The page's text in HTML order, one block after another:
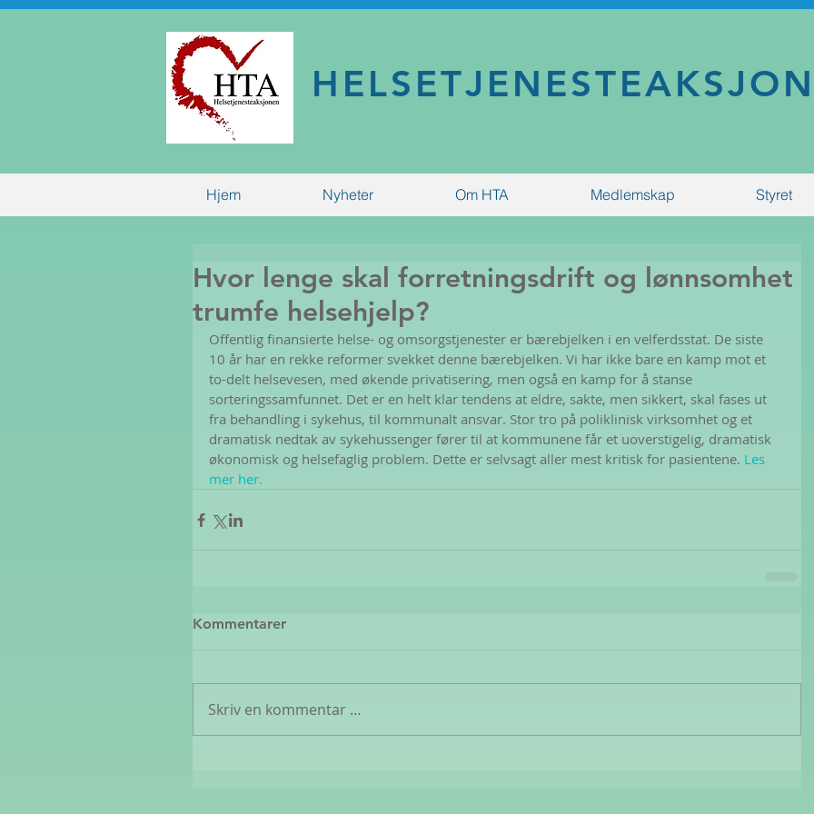
Hjem Nyheter Om HTA Medlemskap Styret
Hvor lenge skal forretningsdrift og lønnsomhet
trumfe helsehjelp?
Offentlig finansierte helse- og omsorgstjenester er bærebjelken i en velferdsstat. De siste
10 år har en rekke reformer svekket denne bærebjelken. Vi har ikke bare en kamp mot et
to-delt helsevesen, med økende privatisering, men også en kamp for å stanse
sorteringssamfunnet. Det er en helt klar tendens at eldre, sakte, men sikkert, skal fases ut
fra behandling i sykehus, til kommunalt ansvar. Stor tro på poliklinisk virksomhet og et
dramatisk nedtak av sykehussenger fører til at kommunene får et uoverstigelig, dramatisk
økonomisk og helsefaglig problem. Dette er selvsagt aller mest kritisk for pasientene. Les
mer her.
Kommentarer
Skriv en kommentar …